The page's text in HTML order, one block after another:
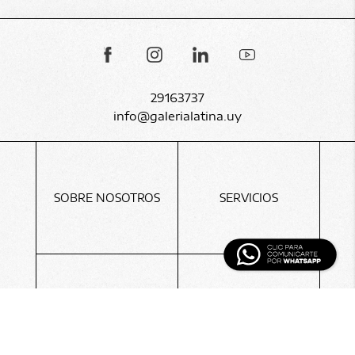
académica. Arzadun fue
reprodujo como nadie
instantes del campo
montevideana. El único
abandonar jamás su
29163737
info@galerialatina.uy
SOBRE NOSOTROS SERVICIOS